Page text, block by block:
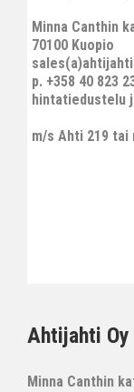
Minna Canthin
70100 Kuopio
p. +358 40 823
hintatiedustelu
m/s Ahti 219 tai
Ahtijahti Oy
Minna Canthin